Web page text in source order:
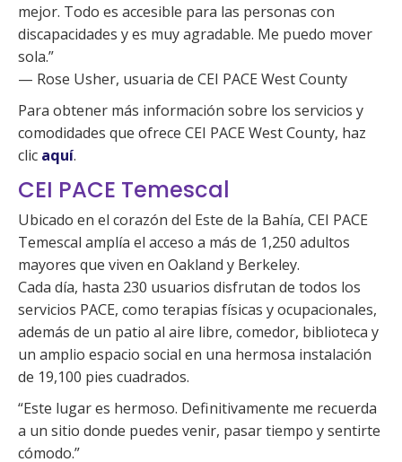
mejor. Todo es accesible para las personas con
discapacidades y es muy agradable. Me puedo mover
sola.”
— Rose Usher, usuaria de CEI PACE West County
Para obtener más información sobre los servicios y
comodidades que ofrece CEI PACE West County, haz
clic aquí.
CEI PACE Temescal
Ubicado en el corazón del Este de la Bahía, CEI PACE
Temescal amplía el acceso a más de 1,250 adultos
mayores que viven en Oakland y Berkeley.
Cada día, hasta 230 usuarios disfrutan de todos los
servicios PACE, como terapias físicas y ocupacionales,
además de un patio al aire libre, comedor, biblioteca y
un amplio espacio social en una hermosa instalación
de 19,100 pies cuadrados.
“Este lugar es hermoso. Definitivamente me recuerda
a un sitio donde puedes venir, pasar tiempo y sentirte
cómodo.”